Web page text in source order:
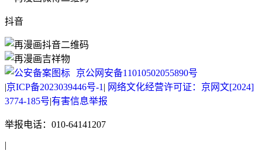
抖音
京公网安备11010502055890号
|京ICP备2023039446号-1 | 网络文化经营许可证：京网文[2024]
3774-185号|有害信息举报
举报电话：010-64141207
|